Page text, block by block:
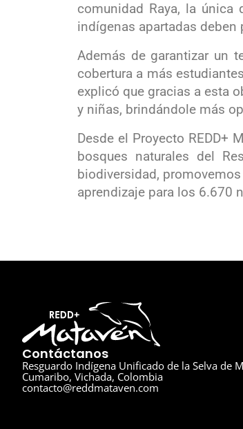
comunidad Raya, la
indígenas apartadas deben
Además de garantizar un
cobertura a más
explicó que gracias a esta
y niñas, brindándole más
Desde el Proyecto
bosques naturales del
biodiversidad,
aprendizaje para los 6.670
Contáctanos
Resguardo Indígena Unificado de la Selva de
Cumaribo, Vichada, Colombia
contacto@reddmataven.com